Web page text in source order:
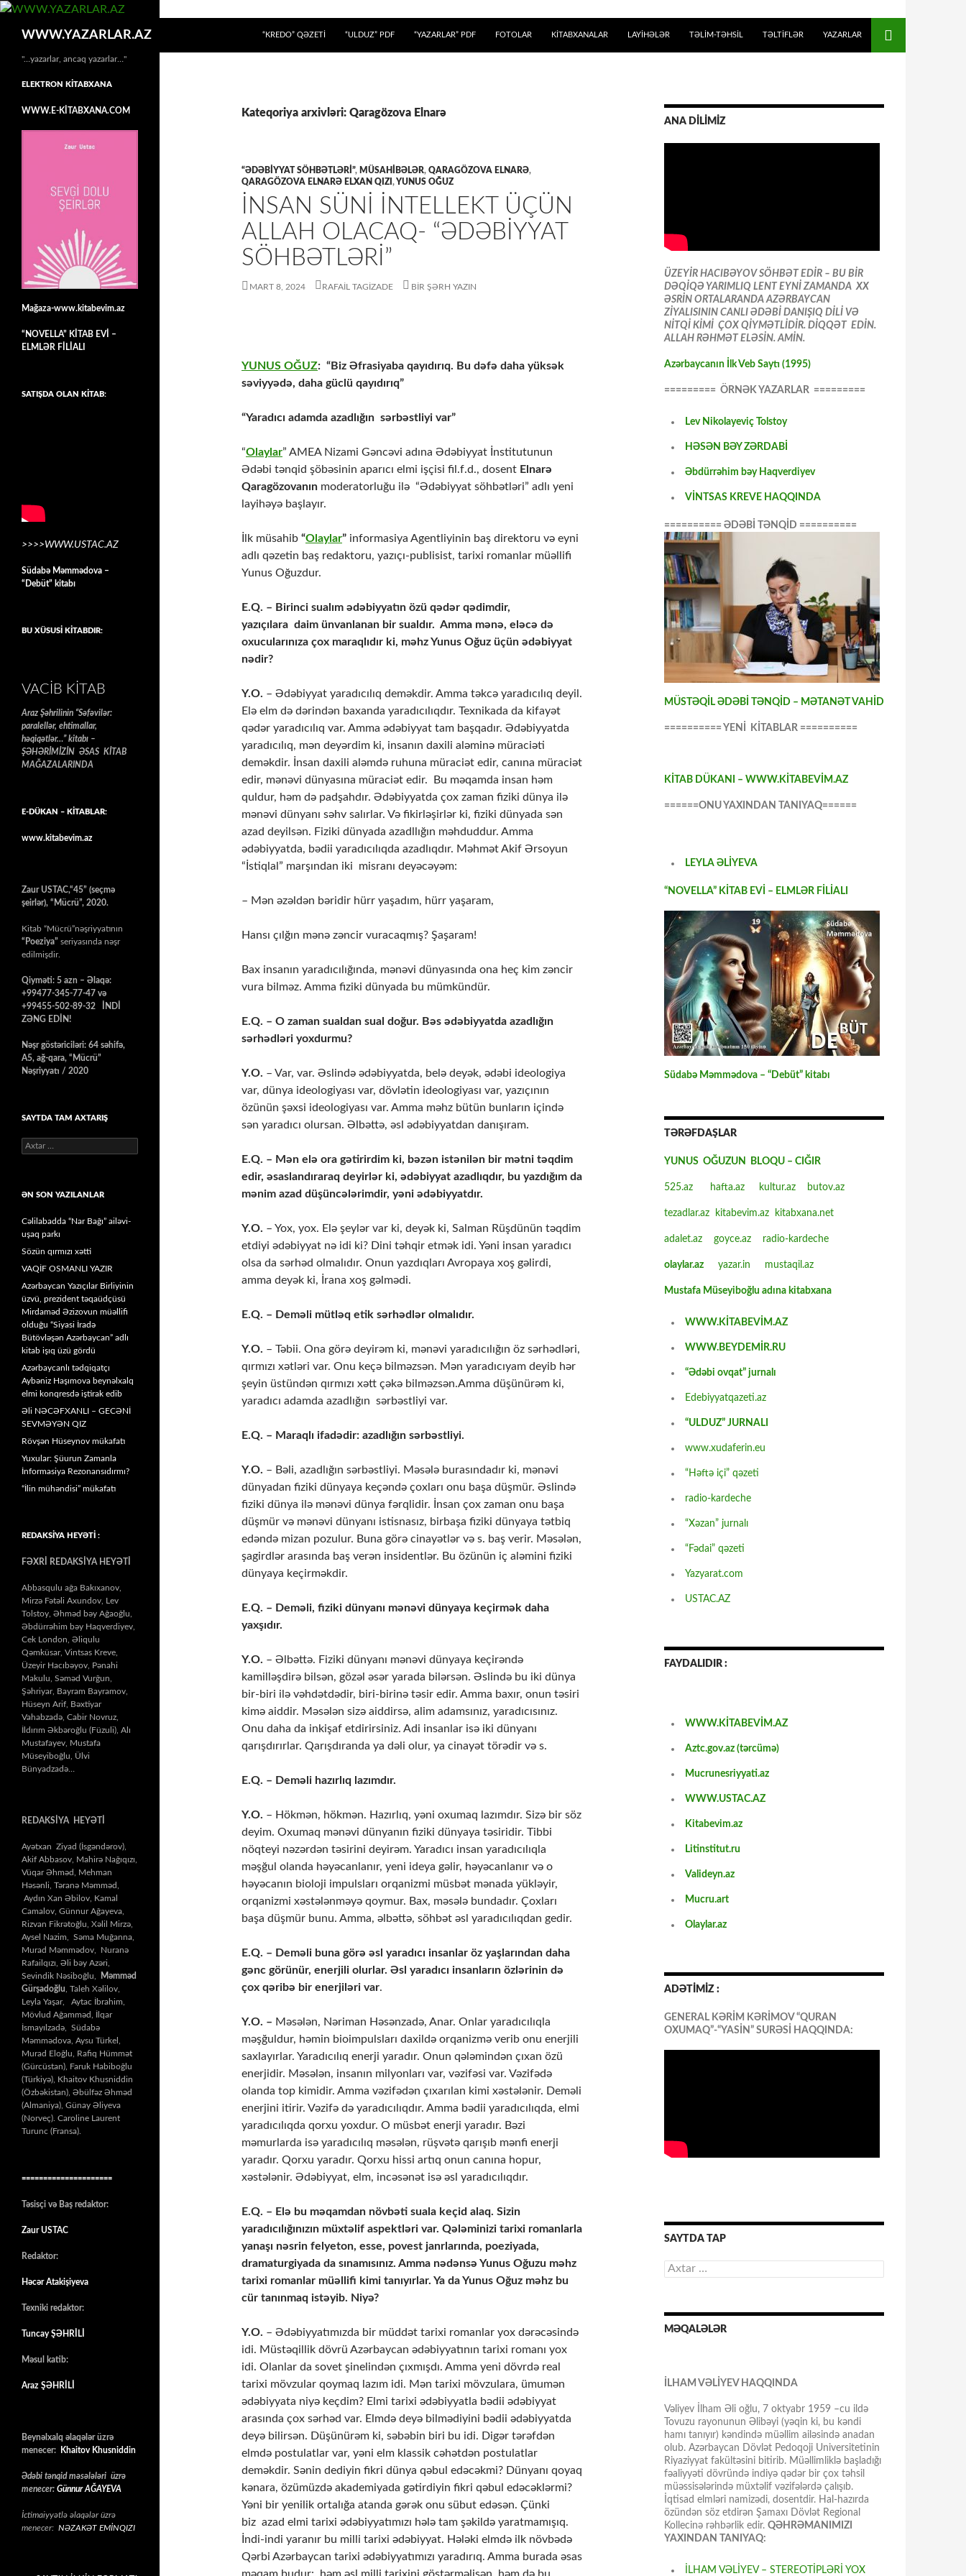
WWW.YAZARLAR.AZ
“KREDO” QƏZETİ
“ULDUZ” PDF “YAZARLAR” PDF FOTOLAR KİTABXANALAR LAYİHƏLƏR TƏLIM-TƏHSIL TƏLTİFLƏR YAZARLAR
Kateqoriya arxivləri: Qaragözova Elnarə
“ƏDƏBIYYAT SÖHBƏTLƏRI”, MÜSAHİBƏLƏR, QARAGÖZOVA ELNARƏ,
QARAGÖZOVA ELNARƏ ELXAN QIZI ,YUNUS OĞUZ
İNSAN SÜNI INTELLEKT ÜÇÜN
ALLAH OLACAQ- “ƏDƏBIYYAT
SÖHBƏTLƏRI”
MART 8, 2024 RAFAIL TAGIZADE BIR ŞƏRH YAZIN
YUNUS OĞUZ: “Biz Əfrasiyaba qayıdırıq. Bu dəfə daha yüksək
səviyyədə, daha güclü qayıdırıq”
“Yaradıcı adamda azadlığın sərbəstliyi var”
“Olaylar” AMEA Nizami Gəncəvi adına Ədəbiyyat İnstitutunun
Ədəbi tənqid şöbəsinin aparıcı elmi işçisi fil.f.d., dosent Elnarə
Qaragözovanın moderatorluğu ilə “Ədəbiyyat söhbətləri” adlı yeni
layihəyə başlayır.
İlk müsahib “Olaylar” informasiya Agentliyinin baş direktoru və eyni
adlı qəzetin baş redaktoru, yazıçı-publisist, tarixi romanlar müəllifi
Yunus Oğuzdur.
E.Q. – Birinci sualım ədəbiyyatın özü qədər qədimdir,
yazıçılara daim ünvanlanan bir sualdır. Amma mənə, eləcə də
oxucularınıza çox maraqlıdır ki, məhz Yunus Oğuz üçün ədəbiyyat
nədir?
Y.O. – Ədəbiyyat yaradıcılıq deməkdir. Amma təkcə yaradıcılıq deyil.
Elə elm də dərindən baxanda yaradıcılıqdır. Texnikada da kifayət
qədər yaradıcılıq var. Amma ədəbiyyat tam başqadır. Ədəbiyyatda
yaradıcılıq, mən deyərdim ki, insanın daxili aləminə müraciəti
deməkdir. İnsan daxili aləmdə ruhuna müraciət edir, canına müraciət
edir, mənəvi dünyasına müraciət edir. Bu məqamda insan həm
quldur, həm də padşahdır. Ədəbiyyatda çox zaman fiziki dünya ilə
mənəvi dünyanı səhv salırlar. Və fikirləşirlər ki, fiziki dünyada sən
azad deyilsən. Fiziki dünyada azadllığın məhduddur. Amma
ədəbiyyatda, bədii yaradıcılıqda azadlıqdır. Məhmət Akif Ərsoyun
“İstiqlal” marşından iki misranı deyəcəyəm:
– Mən əzəldən bəridir hürr yaşadım, hürr yaşaram,
Hansı çılğın mənə zəncir vuracaqmış? Şaşaram!
Bax insanın yaradıcılığında, mənəvi dünyasında ona heç kim zəncir
vura bilməz. Amma fiziki dünyada bu mümkündür.
E.Q. – O zaman sualdan sual doğur. Bəs ədəbiyyatda azadlığın
sərhədləri yoxdurmu?
Y.O. – Var, var. Əslində ədəbiyyatda, belə deyək, ədəbi ideologiya
var, dünya ideologiyası var, dövlətin ideologiyası var, yazıçının
özünün şəxsi ideologiyası var. Amma məhz bütün bunların içində
sən yaradıcı olursan. Əlbəttə, əsl ədəbiyyatdan danışıram.
E.Q. – Mən elə ora gətirirdim ki, bəzən istənilən bir mətni təqdim
edir, əsaslandıraraq deyirlər ki, ədəbiyyat azadlıqdır, bu yazdığım da
mənim azad düşüncələrimdir, yəni ədəbiyyatdır.
Y.O. – Yox, yox. Elə şeylər var ki, deyək ki, Salman Rüşdünün təqdim
etdiyi ədəbiyyat nə idi ki? Dini təhqir etmək idi. Yəni insan yaradıcı
olsa da sərhəd olmalıdır. Onun yazdıqları Avropaya xoş gəlirdi,
amma deyək ki, İrana xoş gəlmədi.
E.Q. – Deməli mütləq etik sərhədlər olmalıdır.
Y.O. – Təbii. Ona görə deyirəm ki, mənəvi yaradıcılığın öz sərhədləri,
qırmızı xətləri var. Onu keçə bilməzsən. Mən yaradıcıyam deyib hər
şeyin üstündən qırmızı xətt çəkə bilməzsən.Amma düşünürəm ki,
yaradıcı adamda azadlığın sərbəstliyi var.
E.Q. – Maraqlı ifadədir: azadlığın sərbəstliyi.
Y.O. – Bəli, azadlığın sərbəstliyi. Məsələ burasındadır ki, mənəvi
dünyadan fiziki dünyaya keçəndə çoxları onu başa düşmür. Əslində
fiziki dünya ilə mənəvi dünya fərqlidir. İnsan çox zaman onu başa
düşmür və mənəvi dünyanı istisnasız, birbaşa fiziki dünyaya tətbiq
edəndə mizan pozulur. Buna görə cinayətlər və s. baş verir. Məsələn,
şagirdlər arasında baş verən insidentlər. Bu özünün iç aləmini fiziki
dünyaya keçirməkdir.
E.Q. – Deməli, fiziki dünyanı mənəvi dünyaya keçirmək daha
yaxşıdır.
Y.O. – Əlbəttə. Fiziki dünyanı mənəvi dünyaya keçirəndə
kamilləşdirə bilsən, gözəl əsər yarada bilərsən. Əslində bu iki dünya
bir-biri ilə vəhdətdədir, biri-birinə təsir edir. Amma baxır, onun təsiri
kimə aiddir. Məsələn sizə aiddirsə, alim adamsınız, yaradıcısınız.
Onu daha da inkişaf etdirirsiniz. Adi insanlar isə iki dünyanı
qarışdırırlar. Qarışdıranda ya dəli olur, ya cinayət törədir və s.
E.Q. – Deməli hazırlıq lazımdır.
Y.O. – Hökmən, hökmən. Hazırlıq, yəni oxumaq lazımdır. Sizə bir söz
deyim. Oxumaq mənəvi dünyanın fiziki dünyaya təsiridir. Tibbi
nöqteyi nəzərdən təsirini deyirəm. Yaradıcı insan yaradıcılıqla
məşğul olanda həyəcanlanır, yeni ideya gəlir, həyəcanlanır və o
həyəcanın bioloji impulsları orqanizmi müsbət mənada yükləyir,
orqanizmi xəstələnməyə qoymur. Bax, məsələ bundadır. Çoxları
başa düşmür bunu. Amma, əlbəttə, söhbət əsl yaradıcılıqdan gedir.
E.Q. – Deməli buna görə əsl yaradıcı insanlar öz yaşlarından daha
gənc görünür, enerjili olurlar. Əsl yaradıcı insanların özlərinin də
çox qəribə bir enerjiləri var.
Y.O. – Məsələn, Nəriman Həsənzadə, Anar. Onlar yaradıcılıqla
məşğuldur, həmin bioimpulsları daxildə orqanizmə verib onu enerjili
saxlayırlar. Yaradıcılıq enerji yaradır. Onun qələmindən çıxan özü
enerjidir. Məsələn, insanın milyonları var, vəzifəsi var. Vəzifədə
olanda top kimidir. Amma vəzifədən çıxarılan kimi xəstələnir. Deməli
enerjini itirir. Vəzifə də yaradıcılıqdır. Amma bədii yaradıcılıqda, elmi
yaradıcılıqda qorxu yoxdur. O müsbət enerji yaradır. Bəzi
məmurlarda isə yaradıcılıq məsələn, rüşvətə qarışıb mənfi enerji
yaradır. Qorxu yaradır. Qorxu hissi artıq onun canına hopur,
xəstələnir. Ədəbiyyat, elm, incəsənət isə əsl yaradıcılıqdır.
E.Q. – Elə bu məqamdan növbəti suala keçid alaq. Sizin
yaradıcılığınızın müxtəlif aspektləri var. Qələminizi tarixi romanlarla
yanaşı nəsrin felyeton, esse, povest janrlarında, poeziyada,
dramaturgiyada da sınamısınız. Amma nədənsə Yunus Oğuzu məhz
tarixi romanlar müəllifi kimi tanıyırlar. Ya da Yunus Oğuz məhz bu
cür tanınmaq istəyib. Niyə?
Y.O. – Ədəbiyyatımızda bir müddət tarixi romanlar yox dərəcəsində
idi. Müstəqillik dövrü Azərbaycan ədəbiyyatının tarixi romanı yox
idi. Olanlar da sovet şinelindən çıxmışdı. Amma yeni dövrdə real
tarixi mövzular qoymaq lazım idi. Mən tarixi mövzulara, ümumən
ədəbiyyata niyə keçdim? Elmi tarixi ədəbiyyatla bədii ədəbiyyat
arasında çox sərhəd var. Elmdə deyə bilmədiyini bədii ədəbiyyatda
deyə bilirsən. Düşünürəm ki, səbəbin biri bu idi. Digər tərəfdən
elmdə postulatlar var, yəni elm klassik cəhətdən postulatlar
deməkdir. Sənin dediyin fikri dünya qəbul edəcəkmi? Dünyanı qoyaq
kənara, özümüzdə akademiyada gətirdiyin fikri qəbul edəcəklərmi?
Yəni bir yenilik ortalığa atanda gərək onu sübut edəsən. Çünki
biz azad elmi tarixi ədəbiyyatımızı hələ tam şəkildə yaratmamışıq.
İndi-indi yaranır bu milli tarixi ədəbiyyat. Hələki elmdə ilk növbədə
Qərbi Azərbaycan tarixi ədəbiyyatımızı yaradırıq. Amma burada əsas
ANA DİLİMİZ
ÜZEYİR HACIBƏYOV SÖHBƏT EDİR – BU BİR
DƏQİQƏ YARIMLIQ LENT EYNİ ZAMANDA XX
ƏSRİN ORTALARANDA AZƏRBAYCAN
ZİYALISININ CANLI ƏDƏBİ DANIŞIQ DİLİ VƏ
NİTQİ KİMİ ÇOX QİYMƏTLİDİR. DİQQƏT EDİN.
ALLAH RƏHMƏT ELƏSİN. AMİN.
Azərbaycanın İlk Veb Saytı (1995)
========= ÖRNƏK YAZARLAR =========
Lev Nikolayeviç Tolstoy
HƏSƏN BƏY ZƏRDABİ
Əbdürrəhim bəy Haqverdiyev
VİNTSAS KREVE HAQQINDA
========== ƏDƏBİ TƏNQİD ==========
MÜSTƏQİL ƏDƏBİ TƏNQİD – MƏTANƏT VAHİD
========== YENİ KİTABLAR ==========
KİTAB DÜKANI – WWW.KİTABEVİM.AZ
======ONU YAXINDAN TANIYAQ======
LEYLA ƏLİYEVA
“NOVELLA” KİTAB EVİ – ELMLƏR FİLİALI
Südabə Məmmədova – “Debüt” kitabı
TƏRƏFDAŞLAR
YUNUS OĞUZUN BLOQU – CIĞIR
525.az hafta.az kultur.az butov.az
tezadlar.az kitabevim.az kitabxana.net
adalet.az goyce.az radio-kardeche
olaylar.az yazar.in mustaqil.az
Mustafa Müseyiboğlu adına kitabxana
WWW.KİTABEVİM.AZ
WWW.BEYDEMİR.RU
“Ədəbi ovqat” jurnalı
Edebiyyatqazeti.az
“ULDUZ” JURNALI
www.xudaferin.eu
“Həftə içi” qəzeti
radio-kardeche
“Xəzan” jurnalı
“Fədai” qəzeti
Yazyarat.com
USTAC.AZ
FAYDALIDIR :
WWW.KİTABEVİM.AZ
Aztc.gov.az (tərcümə)
Mucrunesriyyati.az
WWW.USTAC.AZ
Kitabevim.az
Litinstitut.ru
Valideyn.az
Mucru.art
Olaylar.az
ADƏTİMİZ :
GENERAL KƏRİM KƏRİMOV “QURAN
OXUMAQ”-“YASİN” SURƏSİ HAQQINDA:
SAYTDA TAP
Axtarış:
MƏQALƏLƏR
İLHAM VƏLİYEV HAQQINDA
Vəliyev İlham Əli oğlu, 7 oktyabr 1959 –cu ildə
Tovuzu rayonunun Əlibəyi (yəqin ki, bu kəndi
hamı tanıyır) kəndində müəllim ailəsində anadan
olub. Azərbaycan Dövlət Pedoqoji Universitetinin
Riyaziyyat fakültəsini bitirib. Müəllimliklə başladığı
fəaliyyəti dövründə indiyə qədər bir çox təhsil
müəssisələrində müxtəlif vəzifələrdə çalışıb.
İqtisad elmləri namizədi, dosentdir. Hal-hazırda
özündən söz etdirən Şamaxı Dövlət Regional
Kollecinə rəhbərlik edir. QƏHRƏMANIMIZI
YAXINDAN TANIYAQ:
İLHAM VƏLİYEV – STEREOTİPLƏRİ YOX
"…yazarlar, ancaq yazarlar…"
ELEKTRON KİTABXANA
WWW.E-KİTABXANA.COM
Mağaza-www.kitabevim.az
“NOVELLA” KİTAB EVİ –
ELMLƏR FİLİALI
SATIŞDA OLAN KİTAB:
>>>>WWW.USTAC.AZ
Südabə Məmmədova –
“Debüt” kitabı
BU XÜSUSİ KİTABDIR:
VACIB KITAB
Araz Şəhrilinin “Səfəvilər:
paralellər, ehtimallar,
həqiqətlər…” kitabı –
ŞƏHƏRİMİZİN ƏSAS KİTAB
MAĞAZALARINDA
E-DÜKAN – KİTABLAR:
www.kitabevim.az
Zaur USTAC,“45” (seçmə
şeirlər), “Mücrü”, 2020.
Kitab “Mücrü”nəşriyyatının
“Poeziya” seriyasında nəşr
edilmişdir.
Qiyməti: 5 azn – Əlaqə:
+99477-345-77-47 və
+99455-502-89-32 İNDİ
ZƏNG EDİN!
Nəşr göstəriciləri: 64 səhifə,
A5, ağ-qara, “Mücrü”
Nəşriyyatı / 2020
SAYTDA TAM AXTARIŞ
Axtarış:
ƏN SON YAZILANLAR
Cəlilabadda “Nar Bağı” ailəvi-
uşaq parkı
Sözün qırmızı xətti
VAQİF OSMANLI YAZIR
Azərbaycan Yazıçılar Birliyinin
üzvü, prezident təqaüdçüsü
Mirdaməd Əzizovun müəllifi
olduğu “Siyasi İradə
Bütövləşən Azərbaycan” adlı
kitab işıq üzü gördü
Azərbaycanlı tədqiqatçı
Aybəniz Haşımova beynəlxalq
elmi konqresdə iştirak edib
Əli NƏCƏFXANLI – GECƏNİ
SEVMƏYƏN QIZ
Rövşən Hüseynov mükafatı
Yuxular: Şüurun Zamanla
İnformasiya Rezonansıdırmı?
“İlin mühəndisi” mükafatı
REDAKSİYA HEYƏTİ :
FƏXRİ REDAKSİYA HEYƏTİ
Abbasqulu ağa Bakıxanov,
Mirzə Fətəli Axundov, Lev
Tolstoy, Əhməd bəy Ağaoğlu,
Əbdürrəhim bəy Haqverdiyev,
Cek London, Əliqulu
Qəmküsar, Vintsas Kreve,
Üzeyir Hacıbəyov, Pənahi
Makulu, Səməd Vurğun,
Şəhriyar, Bayram Bayramov,
Hüseyn Arif, Bəxtiyar
Vahabzadə, Cabir Novruz,
İldırım Əkbəroğlu (Füzuli), Alı
Mustafayev, Mustafa
Müseyiboğlu, Ülvi
Bünyadzadə…
REDAKSİYA HEYƏTİ
Ayətxan Ziyad (İsgəndərov),
Akif Abbasov, Mahirə Nağıqızı,
Vüqar Əhməd, Mehman
Həsənli, Təranə Məmməd,
Aydın Xan Əbilov, Kamal
Camalov, Günnur Ağayeva,
Rizvan Fikrətoğlu, Xəlil Mirzə,
Aysel Nazim, Səma Muğanna,
Murad Məmmədov, Nuranə
Rafailqızı, Əli bəy Azəri,
Sevindik Nəsiboğlu,
Məmməd
Gürşadoğlu , Taleh Xəlilov,
Leyla Yaşar, Aytac İbrahim,
Mövlud Ağamməd, İlqar
İsmayılzadə, Südabə
Məmmədova, Aysu Türkel,
Murad Eloğlu, Rafiq Hümmət
(Gürcüstan), Faruk Habiboğlu
(Türkiyə), Khaitov Khusniddin
(Özbəkistan), Əbülfəz Əhməd
(Almaniya), Günay Əliyeva
(Norveç). Caroline Laurent
Turunc (Fransa).
=====================
Təsisçi və Baş redaktor:
Zaur USTAC
Redaktor:
Həcər Atakişiyeva
Texniki redaktor:
Tuncay ŞƏHRİLİ
Məsul katib:
Araz ŞƏHRİLİ
Beynəlxalq əlaqələr üzrə
menecer:
Khaitov Khusniddin
Ədəbi tənqid məsələləri üzrə
menecer: Günnur AĞAYEVA
İctimaiyyətlə əlaqələr üzrə
menecer: NƏZAKƏT EMİNQIZI